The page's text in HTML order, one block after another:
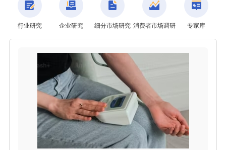
行业研究 企业研究 细分市场研究 消费者市场调研 专家库